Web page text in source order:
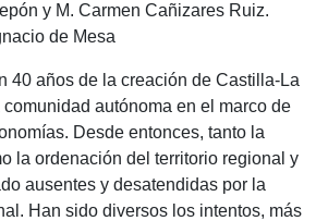
y M. Carmen Cañizares Ruiz.
de Mesa
40 años de la creación de Castilla-La
autónoma en el marco de
Desde entonces, tanto la
la ordenación del territorio regional y
ausentes y desatendidas por la
Han sido diversos los intentos, más